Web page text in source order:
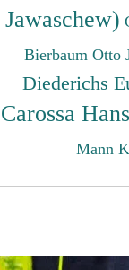
Jawaschew)
Bierbaum Otto
Diederichs
Carossa Hans
Mann